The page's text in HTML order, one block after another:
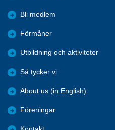
Bli medlem
Förmåner
Utbildning och aktiviteter
Så tycker vi
About us (in English)
Föreningar